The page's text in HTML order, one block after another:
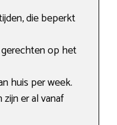
die beperkt
op het
huis per week.
er al vanaf